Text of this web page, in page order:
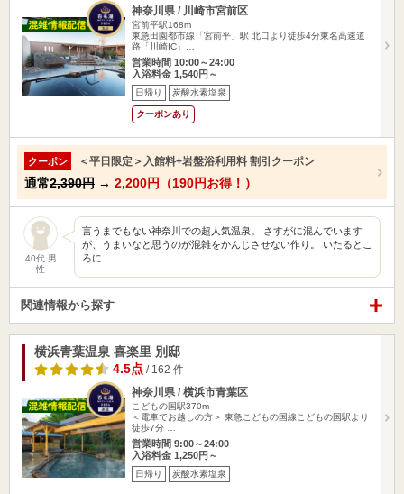
神奈川県 / 川崎市宮前区
宮前平駅168m
東急田園都市線「宮前平」駅 北口より徒歩4分東名高速道
路「川崎IC」…
営業時間 10:00～24:00
入浴料金 1,540円～
日帰り 炭酸水素塩泉
クーポンあり
クーポン ＜平日限定＞入館料+岩盤浴利用料 割引クーポン
通常2,390円 → 2,200円（190円お得！）
40代 男
性
言うまでもない神奈川での超人気温泉。 さすがに混んでいます
が、うまいなと思うのが混雑をかんじさせない作り。 いたるとこ
ろに…
関連情報から探す
横浜青葉温泉 喜楽里 別邸
4.5点 / 162 件
神奈川県 / 横浜市青葉区
こどもの国駅370m
＜電車でお越しの方＞ 東急こどもの国線こどもの国駅より
徒歩7分 …
営業時間 9:00～24:00
入浴料金 1,250円～
日帰り 炭酸水素塩泉